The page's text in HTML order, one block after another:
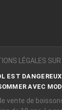
LÉGALES SUR
EST
AVEC
vente de